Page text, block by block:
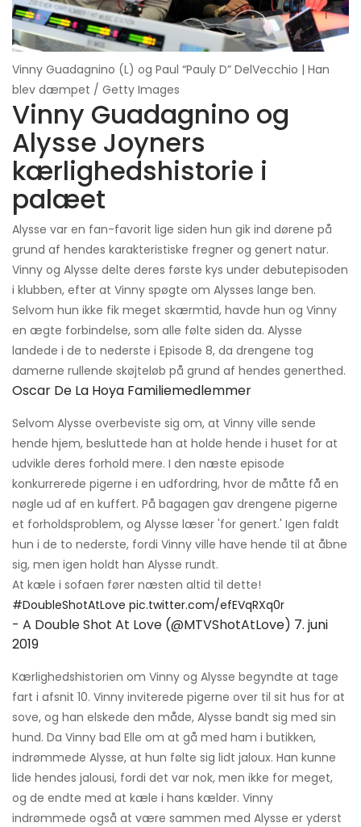
Vinny Guadagnino (L) og Paul “Pauly D” DelVecchio | Han
blev dæmpet / Getty Images
Vinny Guadagnino og
Alysse Joyners
kærlighedshistorie i
palæet
Alysse var en fan-favorit lige siden hun gik ind dørene på
grund af hendes karakteristiske fregner og genert natur.
Vinny og Alysse delte deres første kys under debutepisoden
i klubben, efter at Vinny spøgte om Alysses lange ben.
Selvom hun ikke fik meget skærmtid, havde hun og Vinny
en ægte forbindelse, som alle følte siden da. Alysse
landede i de to nederste i Episode 8, da drengene tog
damerne rullende skøjteløb på grund af hendes generthed.
Oscar De La Hoya Familiemedlemmer
Selvom Alysse overbeviste sig om, at Vinny ville sende
hende hjem, besluttede han at holde hende i huset for at
udvikle deres forhold mere. I den næste episode
konkurrerede pigerne i en udfordring, hvor de måtte få en
nøgle ud af en kuffert. På bagagen gav drengene pigerne
et forholdsproblem, og Alysse læser 'for genert.' Igen faldt
hun i de to nederste, fordi Vinny ville have hende til at åbne
sig, men igen holdt han Alysse rundt.
At kæle i sofaen fører næsten altid til dette!
#DoubleShotAtLove pic.twitter.com/efEVqRXq0r
- A Double Shot At Love (@MTVShotAtLove) 7. juni
2019
Kærlighedshistorien om Vinny og Alysse begyndte at tage
fart i afsnit 10. Vinny inviterede pigerne over til sit hus for at
sove, og han elskede den måde, Alysse bandt sig med sin
hund. Da Vinny bad Elle om at gå med ham i butikken,
indrømmede Alysse, at hun følte sig lidt jaloux. Han kunne
lide hendes jalousi, fordi det var nok, men ikke for meget,
og de endte med at kæle i hans kælder. Vinny
indrømmede også at være sammen med Alysse er yderst